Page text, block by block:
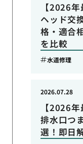
【2026
ヘッド交
格・適合
を比較
水道修理
【2026
排水口つ
選！即日
2026.07.28